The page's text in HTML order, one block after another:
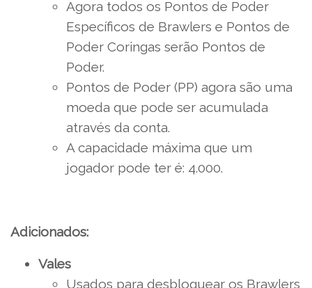
Agora todos os Pontos de Poder
Específicos de Brawlers e Pontos de
Poder Coringas serão Pontos de
Poder.
Pontos de Poder (PP) agora são uma
moeda que pode ser acumulada
através da conta.
A capacidade máxima que um
jogador pode ter é: 4.000.
Adicionados:
Vales
Usados para desbloquear os Brawlers